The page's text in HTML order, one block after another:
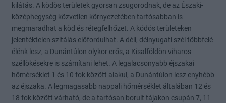
kilátás. A ködös területek gyorsan zsugorodnak, de az Északi-
középhegység közvetlen környezetében tartósabban is
megmaradhat a köd és rétegfelhőzet. A ködös területeken
jelentéktelen szitálás előfordulhat. A déli, délnyugati szél többfelé
élénk lesz, a Dunántúlon olykor erős, a Kisalföldön viharos
széllökésekre is számítani lehet. A legalacsonyabb éjszakai
hőmérséklet 1 és 10 fok között alakul, a Dunántúlon lesz enyhébb
az éjszaka. A legmagasabb nappali hőmérséklet általában 12 és
18 fok között várható, de a tartósan borult tájakon csupán 7, 11